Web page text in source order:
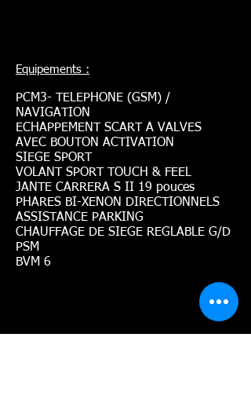
Equipements :
PCM3- TELEPHONE (GSM) /
NAVIGATION
ECHAPPEMENT SCART A VALVES
AVEC BOUTON ACTIVATION
SIEGE SPORT
VOLANT SPORT TOUCH & FEEL
JANTE CARRERA S II 19 pouces
PHARES BI-XENON DIRECTIONNELS
ASSISTANCE PARKING
CHAUFFAGE DE SIEGE REGLABLE G/D
PSM
BVM 6